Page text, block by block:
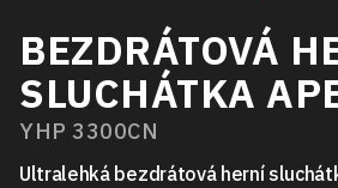
BEZDRÁTOVÁ
SLUCHÁTKA
YHP 3300CN
Ultralehká bezdrátová herní